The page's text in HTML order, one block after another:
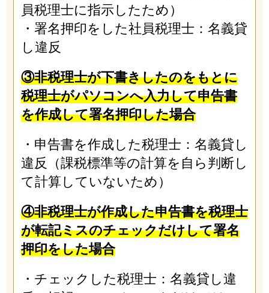
員税理士に指示したため）
・署名押印をした社員税理士：名義貸
し違反
③非税理士が下書きしたのをもとに
税理士がパソコンへ入力して申告書
を作成して署名押印した場合
・申告書を作成した税理士：名義貸し
違反（課税標準等の計算を自ら判断し
て計算していないため）
④非税理士が作成した申告書を税理士
が転記ミスのチェックだけして署名
押印をした場合
・チェックした税理士：名義貸し違